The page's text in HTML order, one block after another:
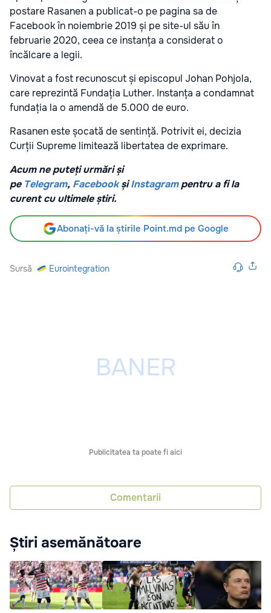
postare Rasanen a publicat-o pe pagina sa de
Facebook în noiembrie 2019 și pe site-ul său în
februarie 2020, ceea ce instanța a considerat o
încălcare a legii.
Vinovat a fost recunoscut și episcopul Johan Pohjola,
care reprezintă Fundația Luther. Instanța a condamnat
fundația la o amendă de 5.000 de euro.
Rasanen este șocată de sentință. Potrivit ei, decizia
Curții Supreme limitează libertatea de exprimare.
Acum ne puteți urmări și
pe Telegram, Facebook șiInstagrampentru a fi la
curent cu ultimele știri.
Abonați-vă la știrile Point.md pe Google
Sursă Eurointegration
Publicitatea ta poate fi aici
Comentarii
Știri asemănătoare